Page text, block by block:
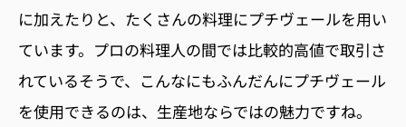
に加えたりと、たくさんの料理にプチヴェールを用い
ています。プロの料理人の間では比較的高値で取引さ
れているそうで、こんなにもふんだんにプチヴェール
を使用できるのは、生産地ならではの魅力ですね。